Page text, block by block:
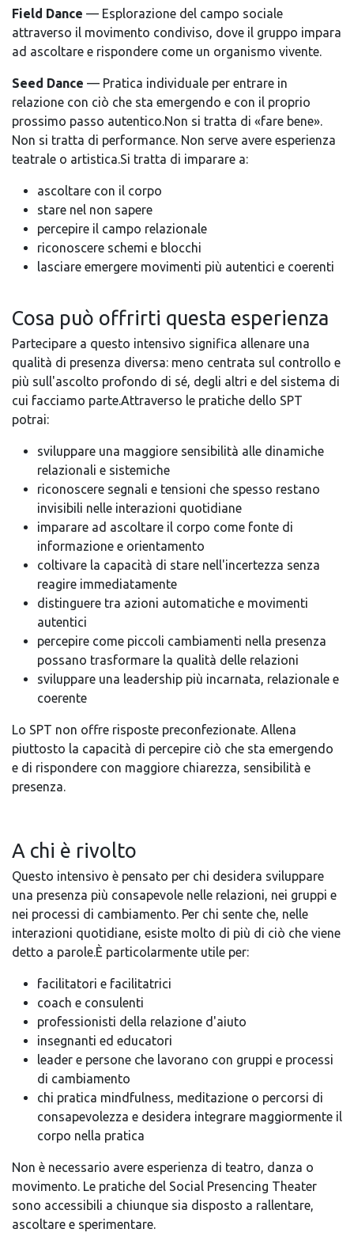
Field Dance — Esplorazione del campo sociale
attraverso il movimento condiviso, dove il gruppo impara
ad ascoltare e rispondere come un organismo vivente.
Seed Dance — Pratica individuale per entrare in
relazione con ciò che sta emergendo e con il proprio
prossimo passo autentico.Non si tratta di «fare bene».
Non si tratta di performance. Non serve avere esperienza
teatrale o artistica.Si tratta di imparare a:
ascoltare con il corpo
stare nel non sapere
percepire il campo relazionale
riconoscere schemi e blocchi
lasciare emergere movimenti più autentici e coerenti
Cosa può offrirti questa esperienza
Partecipare a questo intensivo significa allenare una
qualità di presenza diversa: meno centrata sul controllo e
più sull'ascolto profondo di sé, degli altri e del sistema di
cui facciamo parte.Attraverso le pratiche dello SPT
potrai:
sviluppare una maggiore sensibilità alle dinamiche
relazionali e sistemiche
riconoscere segnali e tensioni che spesso restano
invisibili nelle interazioni quotidiane
imparare ad ascoltare il corpo come fonte di
informazione e orientamento
coltivare la capacità di stare nell'incertezza senza
reagire immediatamente
distinguere tra azioni automatiche e movimenti
autentici
percepire come piccoli cambiamenti nella presenza
possano trasformare la qualità delle relazioni
sviluppare una leadership più incarnata, relazionale e
coerente
Lo SPT non offre risposte preconfezionate. Allena
piuttosto la capacità di percepire ciò che sta emergendo
e di rispondere con maggiore chiarezza, sensibilità e
presenza.
A chi è rivolto
Questo intensivo è pensato per chi desidera sviluppare
una presenza più consapevole nelle relazioni, nei gruppi e
nei processi di cambiamento. Per chi sente che, nelle
interazioni quotidiane, esiste molto di più di ciò che viene
detto a parole.È particolarmente utile per:
facilitatori e facilitatrici
coach e consulenti
professionisti della relazione d'aiuto
insegnanti ed educatori
leader e persone che lavorano con gruppi e processi
di cambiamento
chi pratica mindfulness, meditazione o percorsi di
consapevolezza e desidera integrare maggiormente il
corpo nella pratica
Non è necessario avere esperienza di teatro, danza o
movimento. Le pratiche del Social Presencing Theater
sono accessibili a chiunque sia disposto a rallentare,
ascoltare e sperimentare.